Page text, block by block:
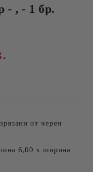
- , - 1 бр.
от черен
6,00 х ширина